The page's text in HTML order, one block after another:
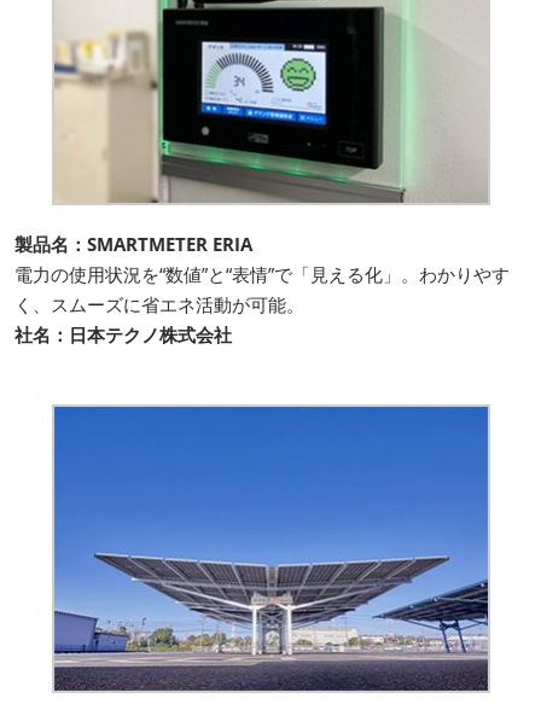
製品名：SMARTMETER ERIA
電力の使用状況を“数値”と“表情”で「見える化」。わかりやす
く、スムーズに省エネ活動が可能。
社名：日本テクノ株式会社